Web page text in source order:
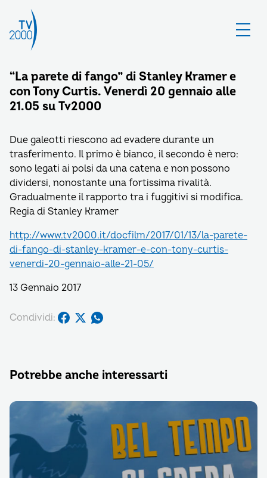
“La parete di fango” di Stanley Kramer e
con Tony Curtis. Venerdì 20 gennaio alle
21.05 su Tv2000
Due galeotti riescono ad evadere durante un
trasferimento. Il primo è bianco, il secondo è nero:
sono legati ai polsi da una catena e non possono
dividersi, nonostante una fortissima rivalità.
Gradualmente il rapporto tra i fuggitivi si modifica.
Regia di Stanley Kramer
http://www.tv2000.it/docfilm/2017/01/13/la-parete-
di-fango-di-stanley-kramer-e-con-tony-curtis-
venerdi-20-gennaio-alle-21-05/
13 Gennaio 2017
Condividi:
Potrebbe anche interessarti